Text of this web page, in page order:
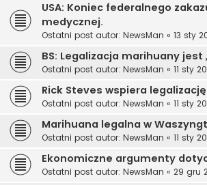
USA: Koniec federalnego
medycznej.
Ostatni post autor: NewsMan « 13 sty
BS: Legalizacja marihuany jest
Ostatni post autor: NewsMan « 11 sty
Rick Steves wspiera
Ostatni post autor: NewsMan « 11 sty
Marihuana legalna w
Ostatni post autor: NewsMan « 11 sty
Ekonomiczne argumenty
Ostatni post autor: NewsMan « 29 gru